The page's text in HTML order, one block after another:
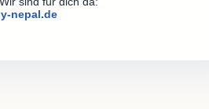
nepal.de